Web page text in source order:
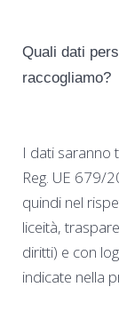
Quali dati
raccogliamo?
I dati saranno
Reg. UE 679/
quindi nel
liceità,
diritti) e con
indicate nella